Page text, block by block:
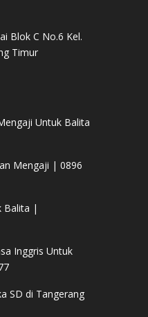
Blok C No.6 Kel.
Timur
Untuk Balita
Mengaji | 0896
Balita |
Inggris Untuk
SD di Tangerang